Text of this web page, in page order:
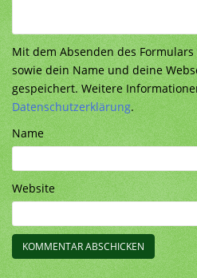
Mit dem Absenden des
sowie dein Name und deine
gespeichert. Weitere
Datenschutzerklärung.
Name
Website